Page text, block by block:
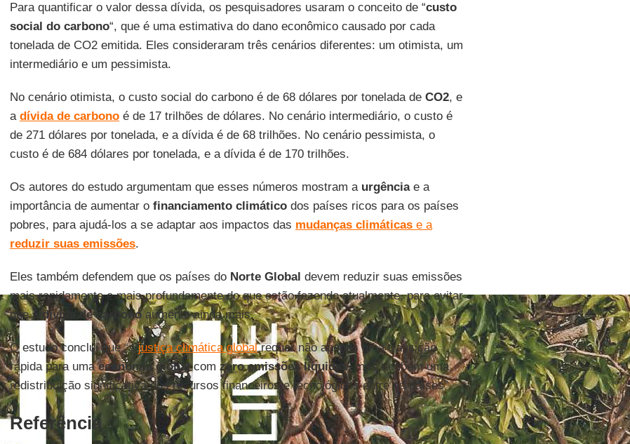
Para quantificar o valor dessa dívida, os pesquisadores usaram o conceito de “custo
social do carbono“, que é uma estimativa do dano econômico causado por cada
tonelada de CO2 emitida. Eles consideraram três cenários diferentes: um otimista, um
intermediário e um pessimista.
No cenário otimista, o custo social do carbono é de 68 dólares por tonelada de CO2, e
a dívida de carbonoé de 17 trilhões de dólares. No cenário intermediário, o custo é
de 271 dólares por tonelada, e a dívida é de 68 trilhões. No cenário pessimista, o
custo é de 684 dólares por tonelada, e a dívida é de 170 trilhões.
Os autores do estudo argumentam que esses números mostram a urgênciae a
importância de aumentar ofinanciamento climáticodos países ricos para os países
pobres, para ajudá-los a se adaptar aos impactos das mudanças climáticase a
reduzir suas emissões.
Eles também defendem que os países do Norte Global devem reduzir suas emissões
mais rapidamente e mais profundamente do que estão fazendo atualmente, para evitar
que a dívida de carbonoaumente ainda mais.
O estudo conclui que “a justiça climática globalrequer não apenas uma transição
rápida para umaeconomia globalcom zero emissões líquidas, mas também uma
redistribuição significativa dos recursos financeiros e tecnológicos entre os países”.
Referência